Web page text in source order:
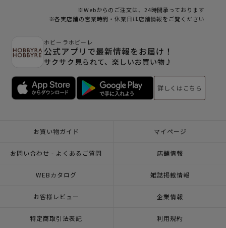
※Webからのご注文は、24時間承っております
※各実店舗の営業時間・休業日は店舗情報をご覧ください
ホビーラホビーレ
公式アプリで最新情報をお届け！
サクサク見られて、楽しいお買い物♪
詳しくはこちら
お買い物ガイド マイページ
お問い合わせ - よくあるご質問 店舗情報
WEBカタログ 雑誌掲載情報
お客様レビュー 企業情報
特定商取引法表記 利用規約